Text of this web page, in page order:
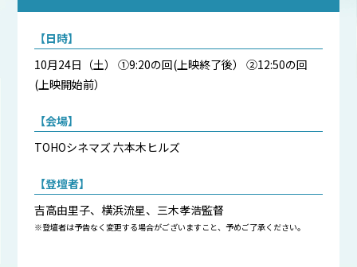
【日時】
10月24日（土） ①9:20の回(上映終了後） ②12:50の回
(上映開始前）
【会場】
TOHOシネマズ 六本木ヒルズ
【登壇者】
吉高由里子、横浜流星、三木孝浩監督
※登壇者は予告なく変更する場合がございますこと、予めご了承ください。